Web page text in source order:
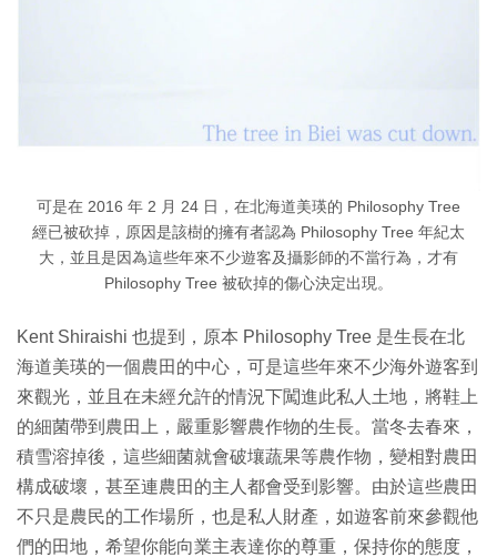
可是在 2016 年 2 月 24 日，在北海道美瑛的 Philosophy Tree
經已被砍掉，原因是該樹的擁有者認為 Philosophy Tree 年紀太
大，並且是因為這些年來不少遊客及攝影師的不當行為，才有
Philosophy Tree 被砍掉的傷心決定出現。
Kent Shiraishi 也提到，原本 Philosophy Tree 是生長在北
海道美瑛的一個農田的中心，可是這些年來不少海外遊客到
來觀光，並且在未經允許的情況下闖進此私人土地，將鞋上
的細菌帶到農田上，嚴重影響農作物的生長。當冬去春來，
積雪溶掉後，這些細菌就會破壤蔬果等農作物，變相對農田
構成破壞，甚至連農田的主人都會受到影響。由於這些農田
不只是農民的工作場所，也是私人財產，如遊客前來參觀他
們的田地，希望你能向業主表達你的尊重，保持你的態度，